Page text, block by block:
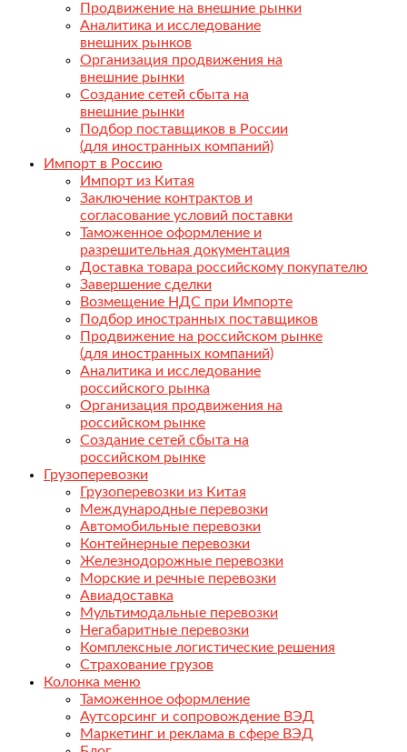
Продвижение на внешние рынки
Аналитика и исследование
внешних рынков
Организация продвижения на
внешние рынки
Создание сетей сбыта на
внешние рынки
Подбор поставщиков в России
(для иностранных компаний)
Импорт в Россию
Импорт из Китая
Заключение контрактов и
согласование условий поставки
Таможенное оформление и
разрешительная документация
Доставка товара российскому покупателю
Завершение сделки
Возмещение НДС при Импорте
Подбор иностранных поставщиков
Продвижение на российском рынке
(для иностранных компаний)
Аналитика и исследование
российского рынка
Организация продвижения на
российском рынке
Создание сетей сбыта на
российском рынке
Грузоперевозки
Грузоперевозки из Китая
Международные перевозки
Автомобильные перевозки
Контейнерные перевозки
Железнодорожные перевозки
Морские и речные перевозки
Авиадоставка
Мультимодальные перевозки
Негабаритные перевозки
Комплексные логистические решения
Страхование грузов
Колонка меню
Таможенное оформление
Аутсорсинг и сопровождение ВЭД
Маркетинг и реклама в сфере ВЭД